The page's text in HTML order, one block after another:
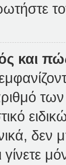
και
γίνετε